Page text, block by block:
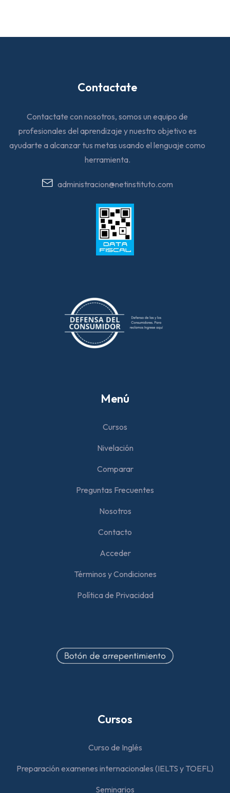
Contactate
Contactate con nosotros, somos un equipo de
profesionales del aprendizaje y nuestro objetivo es
ayudarte a alcanzar tus metas usando el lenguaje como
herramienta.
administracion@netinstituto.com
Menú
Cursos
Nivelación
Comparar
Preguntas Frecuentes
Nosotros
Contacto
Acceder
Términos y Condiciones
Política de Privacidad
Cursos
Curso de Inglés
Preparación examenes internacionales (IELTS y TOEFL)
Seminarios